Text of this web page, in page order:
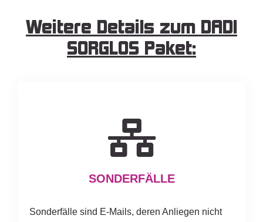
Weitere Details zum DADI
SORGLOS Paket:
SONDERFÄLLE
Sonderfälle sind E-Mails, deren Anliegen nicht